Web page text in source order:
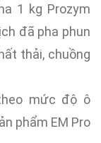
1 kg Prozym
đã pha phun
thải, chuồng
mức độ ô
phẩm EM Pro